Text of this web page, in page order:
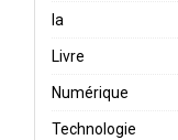
Ia
Livre
Numérique
Technologie